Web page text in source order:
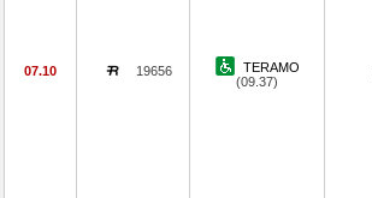
07.10 19656
TERAMO
(09.37)